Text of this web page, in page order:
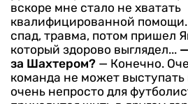
вскоре мне стало не хватать
квалифицированной помощи.
спад, травма, потом пришел
который здорово выглядел...
за Шахтером? — Конечно.
команда не может выступать
очень непросто для